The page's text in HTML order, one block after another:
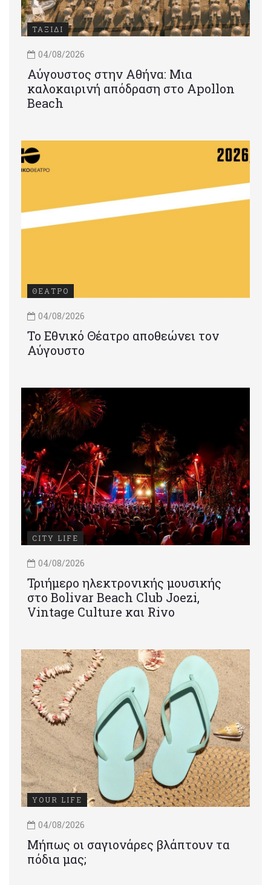
ΤΑΞΙΔΙ
04/08/2026
Αύγουστος στην Αθήνα: Μια
καλοκαιρινή απόδραση στο Apollon
Beach
ΘΕΑΤΡΟ
04/08/2026
Το Εθνικό Θέατρο αποθεώνει τον
Αύγουστο
CITY LIFE
04/08/2026
Τριήμερο ηλεκτρονικής μουσικής
στο Bolivar Beach Club Joezi,
Vintage Culture και Rivo
YOUR LIFE
04/08/2026
Μήπως οι σαγιονάρες βλάπτουν τα
πόδια μας;